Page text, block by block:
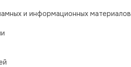
и информационных материалов